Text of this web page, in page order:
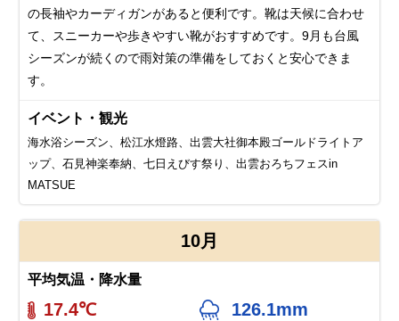
の長袖やカーディガンがあると便利です。靴は天候に合わせ
て、スニーカーや歩きやすい靴がおすすめです。 9月も台風
シーズンが続くので雨対策の準備をしておくと安心できま
す。
イベント・観光
海水浴シーズン、松江水燈路、出雲大社御本殿ゴールドライトア
ップ、石見神楽奉納、七日えびす祭り、出雲おろちフェスin
MATSUE
10月
平均気温・降水量
17.4℃ 126.1mm